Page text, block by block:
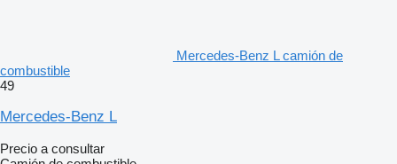
Mercedes-Benz L camión de
combustible
49
Mercedes-Benz L
Precio a consultar